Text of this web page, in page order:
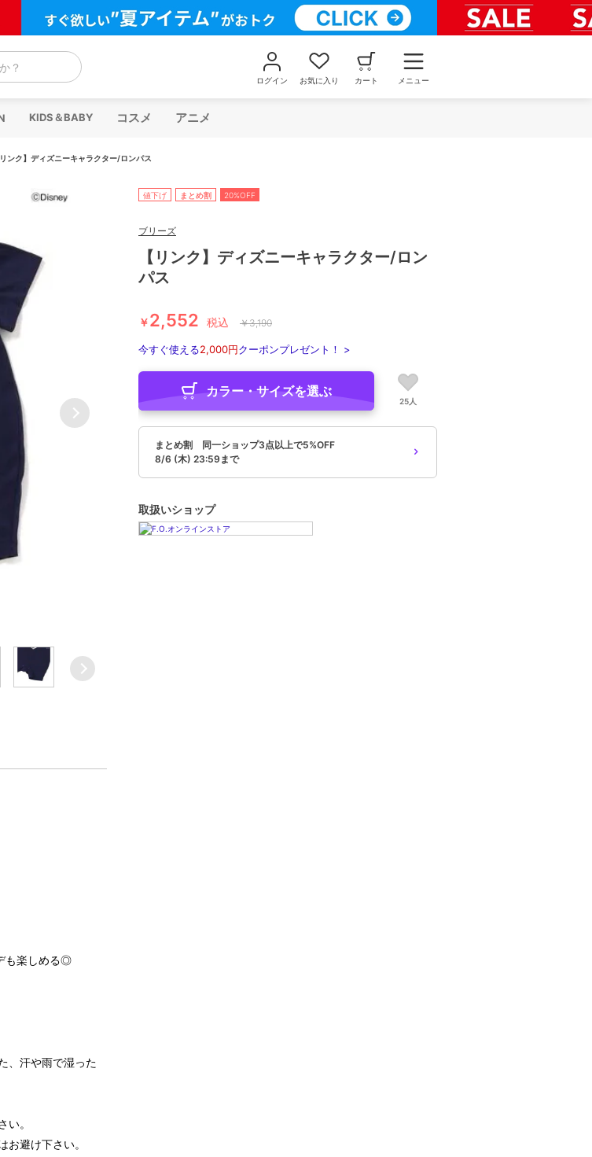
？
ログイン お気に入り カート メニュー
KIDS＆BABY コスメ アニメ
リンク】ディズニーキャラクター/ロンパス
も楽しめる◎
、汗や雨で湿った
。
避け下さい。
値下げ まとめ割 20%OFF
ブリーズ
【リンク】ディズニーキャラクター/ロン
パス
￥2,552 税込 ￥3,190
今すぐ使える2,000円クーポンプレゼント！ >
カラー・サイズを選ぶ
25人
まとめ割 同一ショップ3点以上で5%OFF
8/6 (木) 23:59まで
取扱いショップ